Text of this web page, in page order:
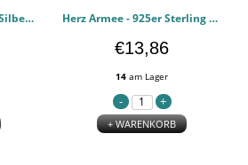
Ja nein - 925er Sterling Silber Einfache Ohrstecker PCJW17408 Herz Armee - 925er Sterling Silber Schlichte Beads PCJW16829
€13,86
14 am Lager
+ WARENKORB